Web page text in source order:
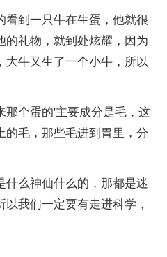
到一只牛在生蛋，他就很
的礼物，就到处炫耀，因为
大牛又生了一个小牛，所以
个蛋的'主要成分是毛，这
的毛，那些毛进到胃里，分
么神仙什么的，那都是迷
我们一定要有走进科学，